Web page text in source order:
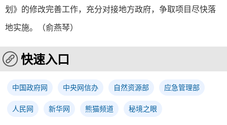
划》的修改完善工作，充分对接地方政府，争取项目尽快落
地实施。（俞燕琴）
快速入口
中国政府网 中央网信办 自然资源部 应急管理部
人民网 新华网 熊猫频道 秘境之眼